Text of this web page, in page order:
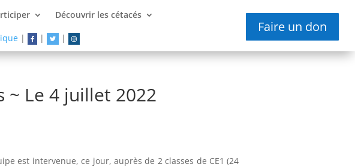
Découvrir les cétacés
| | |
Faire un don
~ Le 4 juillet 2022
est intervenue, ce jour, auprès de 2 classes de CE1 (24